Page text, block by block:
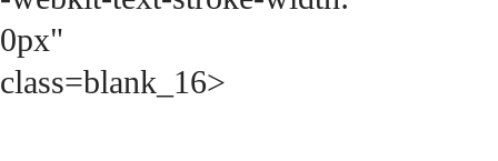
0px"
class=blank_16>